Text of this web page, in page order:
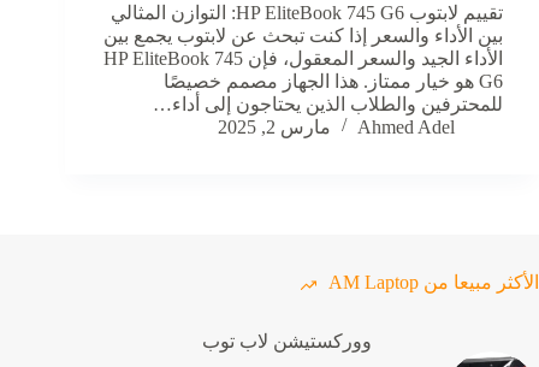
تقييم لابتوب HP EliteBook 745 G6: التوازن المثالي
بين الأداء والسعر إذا كنت تبحث عن لابتوب يجمع بين
الأداء الجيد والسعر المعقول، فإن HP EliteBook 745
G6 هو خيار ممتاز. هذا الجهاز مصمم خصيصًا
للمحترفين والطلاب الذين يحتاجون إلى أداء…
Ahmed Adel
مارس 2, 2025
الأكثر مبيعا من AM Laptop
ووركستيشن لاب توب